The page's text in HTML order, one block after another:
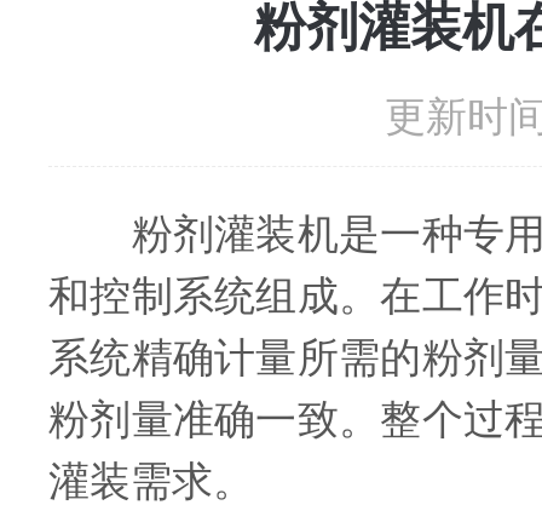
粉剂灌装机
更新时
粉剂灌装机是一种专用
和控制系统组成。在工作
系统精确计量所需的粉剂
粉剂量准确一致。整个过
灌装需求。